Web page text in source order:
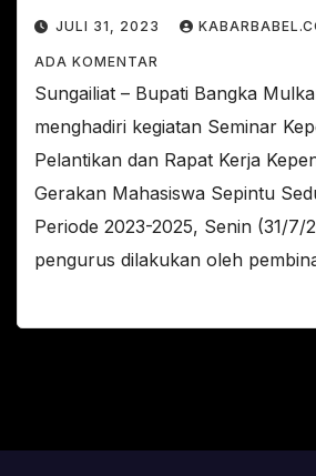
JULI 31, 2023
ADA KOMENTAR
Sungailiat – Bupati Bangka
menghadiri kegiatan Seminar
Pelantikan dan Rapat Kerja
Gerakan Mahasiswa Sepintu
Periode 2023-2025, Senin (31/7/
pengurus dilakukan oleh